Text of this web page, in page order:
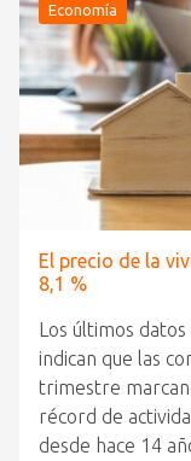
Economía
El precio de la
8,1 %
Los últimos
indican que las
trimestre
récord de
desde hace 14